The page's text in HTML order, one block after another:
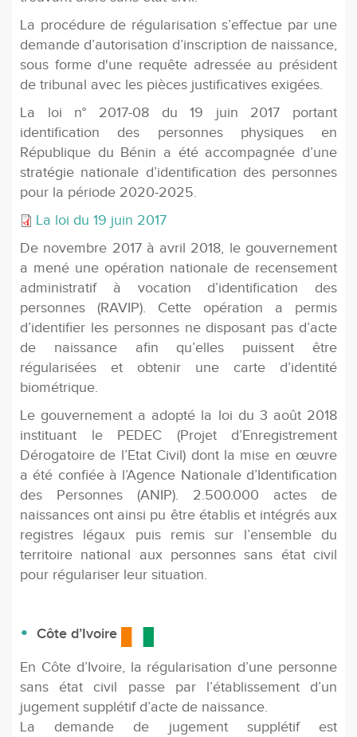
La procédure de régularisation s’effectue par une
demande d’autorisation d’inscription de naissance,
sous forme d'une requête adressée au président
de tribunal avec les pièces justificatives exigées.
La loi n° 2017-08 du 19 juin 2017 portant
identification des personnes physiques en
République du Bénin a été accompagnée d’une
stratégie nationale d’identification des personnes
pour la période 2020-2025.
La loi du 19 juin 2017
De novembre 2017 à avril 2018, le gouvernement
a mené une opération nationale de recensement
administratif à vocation d’identification des
personnes (RAVIP). Cette opération a permis
d’identifier les personnes ne disposant pas d’acte
de naissance afin qu’elles puissent être
régularisées et obtenir une carte d’identité
biométrique.
Le gouvernement a adopté la loi du 3 août 2018
instituant le PEDEC (Projet d’Enregistrement
Dérogatoire de l’Etat Civil) dont la mise en œuvre
a été confiée à l’Agence Nationale d’Identification
des Personnes (ANIP). 2.500.000 actes de
naissances ont ainsi pu être établis et intégrés aux
registres légaux puis remis sur l’ensemble du
territoire national aux personnes sans état civil
pour régulariser leur situation.
Côte d’Ivoire
En Côte d’Ivoire, la régularisation d’une personne
sans état civil passe par l’établissement d’un
jugement supplétif d’acte de naissance.
La demande de jugement supplétif est